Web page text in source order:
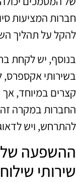
חברות המציעות
להקל על תהליך
בנוסף, יש לקחת
בשירותי אקספרס,
קצרים במיוחד,
החברות במקרה זה.
להתרחש, ויש
ההשפעה של
שירותי שילוח